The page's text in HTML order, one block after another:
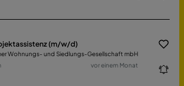
(m/w/d)
Wohnungs- und Siedlungs-Gesellschaft mbH
vor einem Monat